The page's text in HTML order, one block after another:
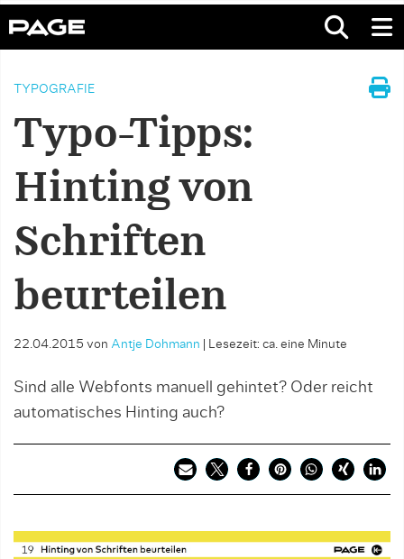
TYPOGRAFIE
Typo-Tipps:
Hinting von
Schriften
beurteilen
22.04.2015 von Antje Dohmann Lesezeit: ca. eine Minute
Sind alle Webfonts manuell gehintet? Oder reicht
automatisches Hinting auch?